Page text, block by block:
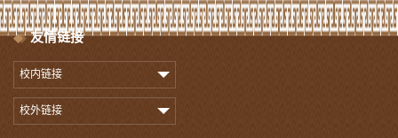
友情链接
校内链接
校外链接